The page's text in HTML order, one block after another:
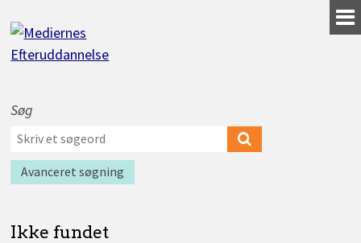
til
indhold
Søg
efter
kurser
Værktøjer
til
Søg
Søg
kurser
Avanceret søgning
Ikke fundet